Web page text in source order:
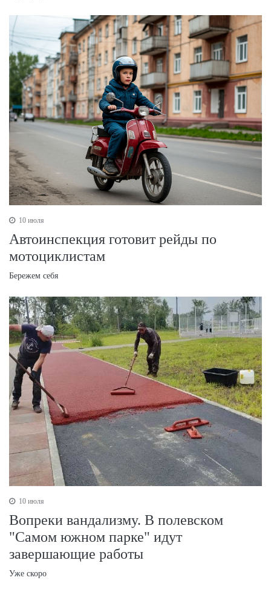
10 июля
Автоинспекция готовит рейды по
мотоциклистам
Бережем себя
10 июля
Вопреки вандализму. В полевском
"Самом южном парке" идут
завершающие работы
Уже скоро